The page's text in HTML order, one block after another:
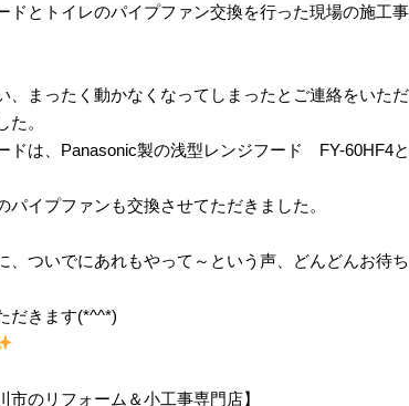
ドとトイレのパイプファン交換を行った現場の施工
、まったく動かなくなってしまったとご連絡をいただ
。
ドは、Panasonic製の浅型レンジフード FY-60HF4
イプファンも交換させてただきました。
、ついでにあれもやって～という声、どんどんお待
だきます(*^^*)
のリフォーム＆小工事専門店】